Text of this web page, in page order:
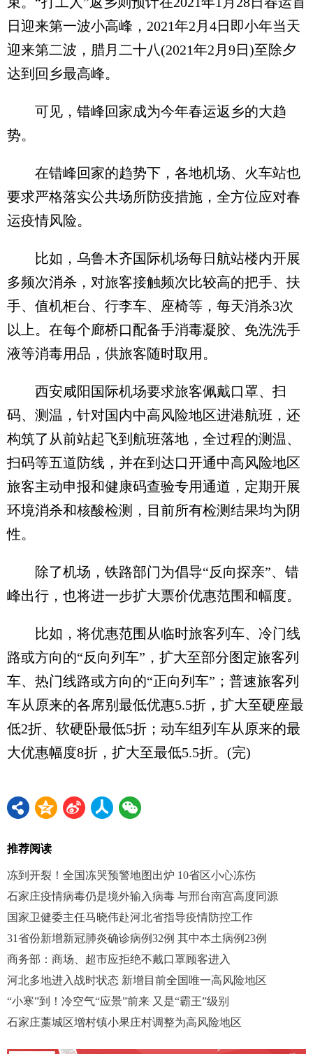
日迎来第一波小高峰，2021年2月4日即小年当天
迎来第二波，腊月二十八(2021年2月9日)至除夕
达到回乡最高峰。
可见，错峰回家成为今年春运返乡的大趋
势。
在错峰回家的趋势下，各地机场、火车站也
要求严格落实公共场所防疫措施，全方位应对春
运疫情风险。
比如，乌鲁木齐国际机场每日航站楼内开展
多频次消杀，对旅客接触频次比较高的把手、扶
手、值机柜台、行李车、座椅等，每天消杀3次
以上。在每个廊桥口配备手消毒凝胶、免洗洗手
液等消毒用品，供旅客随时取用。
西安咸阳国际机场要求旅客佩戴口罩、扫
码、测温，针对国内中高风险地区进港航班，还
构筑了从前站起飞到航班落地，全过程的测温、
扫码等五道防线，并在到达口开通中高风险地区
旅客主动申报和健康码查验专用通道，定期开展
环境消杀和核酸检测，目前所有检测结果均为阴
性。
除了机场，铁路部门为倡导“反向探亲”、错
峰出行，也将进一步扩大票价优惠范围和幅度。
比如，将优惠范围从临时旅客列车、冷门线
路或方向的“反向列车”，扩大至部分图定旅客列
车、热门线路或方向的“正向列车”；普速旅客列
车从原来的各席别最低优惠5.5折，扩大至硬座最
低2折、软硬卧最低5折；动车组列车从原来的最
大优惠幅度8折，扩大至最低5.5折。(完)
推荐阅读
冻到开裂！全国冻哭预警地图出炉 10省区小心冻伤
石家庄疫情病毒仍是境外输入病毒 与邢台南宫高度同源
国家卫健委主任马晓伟赴河北省指导疫情防控工作
31省份新增新冠肺炎确诊病例32例 其中本土病例23例
商务部：商场、超市应拒绝不戴口罩顾客进入
河北多地进入战时状态 新增目前全国唯一高风险地区
“小寒”到！冷空气“应景”前来 又是“霸王”级别
石家庄藁城区增村镇小果庄村调整为高风险地区